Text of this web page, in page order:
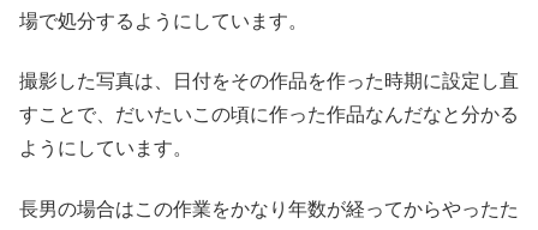
場で処分するようにしています。
撮影した写真は、日付をその作品を作った時期に設定し直
すことで、だいたいこの頃に作った作品なんだなと分かる
ようにしています。
長男の場合はこの作業をかなり年数が経ってからやったた